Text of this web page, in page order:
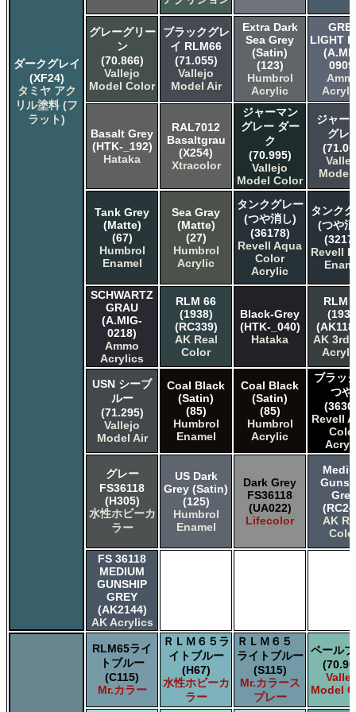
ダークグレイ
(XF24)
タミヤ アク
リル塗料 (フ
ラット)
グレーグリー
ン
(70.866)
Vallejo
Model Color
ブラックグレ
イ RLM66
(71.055)
Vallejo
Model Air
Extra Dark
Sea Grey
(Satin)
(123)
Humbrol
Acrylic
LIGHT
Basalt Grey
(HTK-_192)
Hataka
RAL7012
Basaltgrau
(X254)
Xtracolor
ジャーマン
グレー ダー
ク
(70.995)
Vallejo
Model Color
ジャー
グレ
Model
Tank Grey
(Matte)
(67)
Humbrol
Enamel
Sea Gray
(Matte)
(27)
Humbrol
Acrylic
タンクグレー
(つや消し)
(36178)
Revell Aqua
Color
Acrylic
タンク
(つや
Revell
SCHWARTZ
GRAU
(A.MIG-
0218)
Ammo
Acrylics
RLM 66
(1938)
(RC339)
AK Real
Color
Black-Grey
(HTK-_040)
Hataka
RLM
AK 3rd
USN シーブ
ルー
(71.295)
Vallejo
Model Air
Coal Black
(Satin)
(85)
Humbrol
Enamel
Coal Black
(Satin)
(85)
Humbrol
Acrylic
ブラッ
つや)
Revell
グレー
FS36118
(H305)
水性ホビーカ
ラー
US Dark
Grey (Satin)
(125)
Humbrol
Enamel
Dark Grey
FS36118
(UA022)
Lifecolor
Grey
AK
FS 36118
MEDIUM
GUNSHIP
GREY
(AK2144)
AK Acrylics
RLM65ライ
トブルー
(C115)
Mr.カラー
ＲＬＭ６５ラ
イトブルー
(H67)
水性ホビーカ
ラー
ＲＬＭ６５
ライトブルー
(S115)
Mr.カラース
プレー
ペール
Model